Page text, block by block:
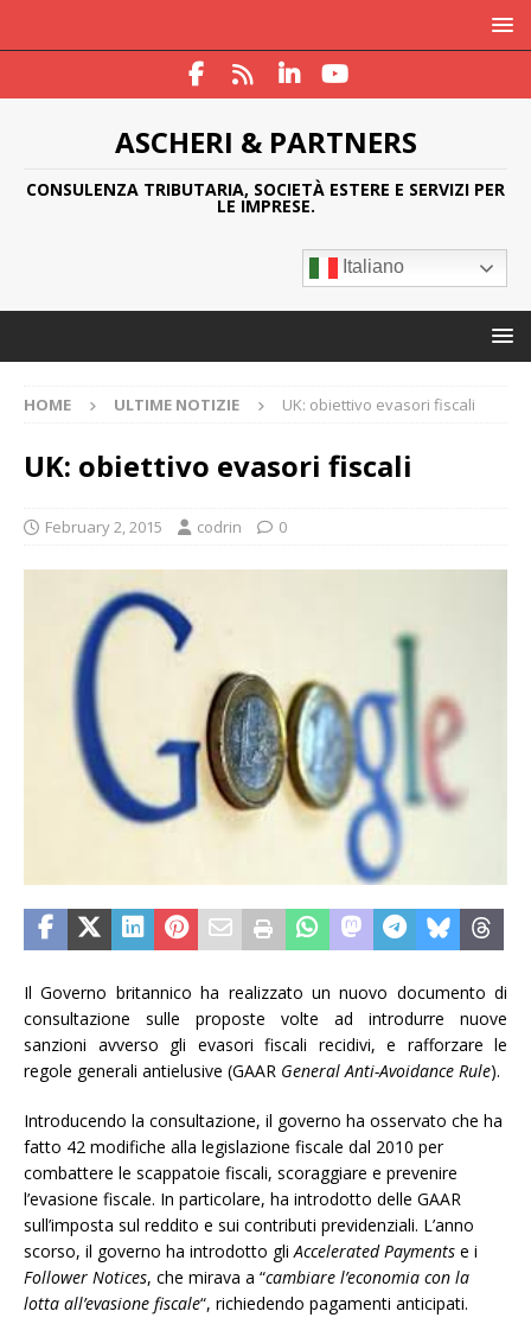
ASCHERI & PARTNERS
CONSULENZA TRIBUTARIA, SOCIETÀ ESTERE E SERVIZI PER
LE IMPRESE.
Italiano
HOME ULTIME NOTIZIE UK: obiettivo evasori fiscali
UK: obiettivo evasori fiscali
February 2, 2015 codrin 0
Il Governo britannico ha realizzato un nuovo documento di
consultazione sulle proposte volte ad introdurre nuove
sanzioni avverso gli evasori fiscali recidivi, e rafforzare le
regole generali antielusive (GAAR General Anti-Avoidance Rule).
Introducendo la consultazione, il governo ha osservato che ha
fatto 42 modifiche alla legislazione fiscale dal 2010 per
combattere le scappatoie fiscali, scoraggiare e prevenire
l’evasione fiscale. In particolare, ha introdotto delle GAAR
sull’imposta sul reddito e sui contributi previdenziali. L’anno
scorso, il governo ha introdotto gli Accelerated Payments e i
Follower Notices, che mirava a “cambiare l’economia con la
lotta all’evasione fiscale“, richiedendo pagamenti anticipati.